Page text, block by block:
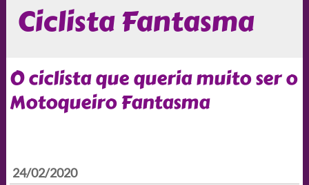
Ciclista Fantasma
O ciclista que queria muito ser o
Motoqueiro Fantasma
24/02/2020